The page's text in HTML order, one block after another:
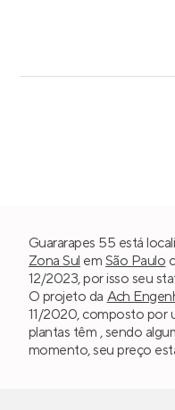
Guararapes 55 está
Zona Sul em São Paulo
12/2023, por isso seu
O projeto da Ach
11/2020, composto por
plantas têm , sendo
momento, seu preço